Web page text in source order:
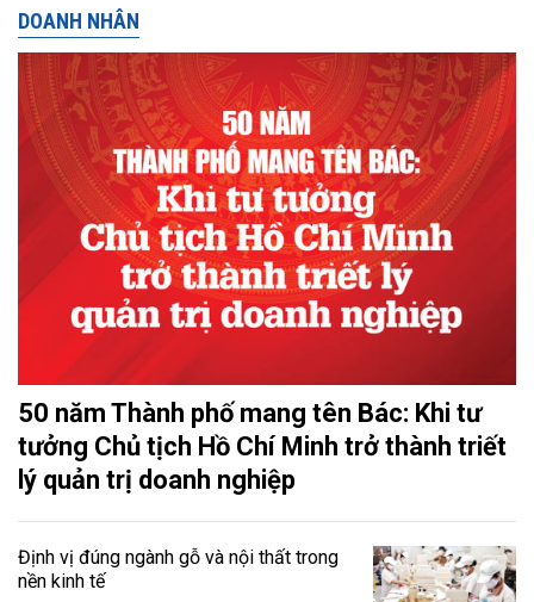
DOANH NHÂN
50 năm Thành phố mang tên Bác: Khi tư
tưởng Chủ tịch Hồ Chí Minh trở thành triết
lý quản trị doanh nghiệp
Định vị đúng ngành gỗ và nội thất trong
nền kinh tế